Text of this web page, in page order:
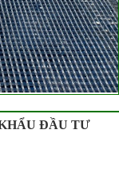
ĐẦU TƯ